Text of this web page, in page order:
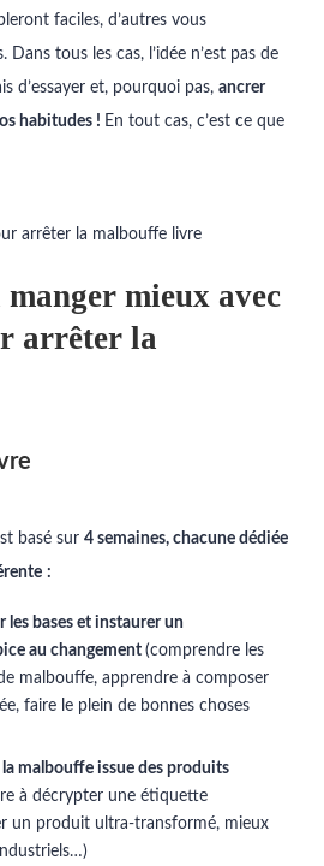
faciles, d’autres vous
tous les cas, l’idée n’est pas de
d’essayer et, pourquoi pas, ancrer
habitudes ! En tout cas, c’est ce que
mieux avec
arrêter la
basé sur 4 semaines, chacune dédiée
:
les bases et instaurer un
au changement (comprendre les
malbouffe, apprendre à composer
faire le plein de bonnes choses
malbouffe issue des produits
à décrypter une étiquette
un produit ultra-transformé, mieux